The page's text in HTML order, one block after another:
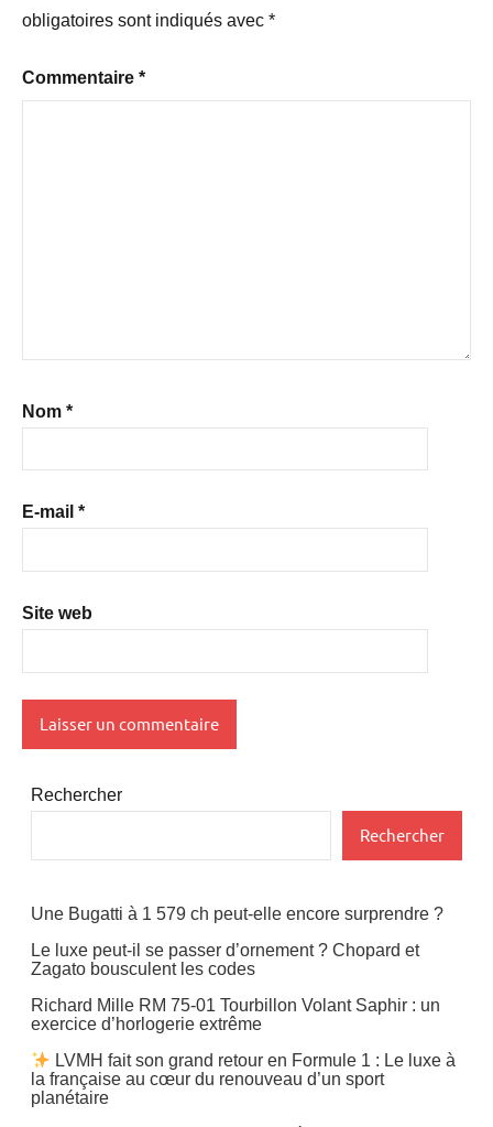
obligatoires sont indiqués avec *
Commentaire *
Nom *
E-mail *
Site web
Rechercher
Rechercher
Une Bugatti à 1 579 ch peut-elle encore surprendre ?
Le luxe peut-il se passer d’ornement ? Chopard et
Zagato bousculent les codes
Richard Mille RM 75-01 Tourbillon Volant Saphir : un
exercice d’horlogerie extrême
LVMH fait son grand retour en Formule 1 : Le luxe à
la française au cœur du renouveau d’un sport
planétaire